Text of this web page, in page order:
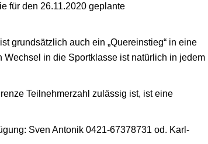
für den 26.11.2020 geplante
grundsätzlich auch ein „Quereinstieg“ in eine
in die Sportklasse ist natürlich in jedem
Teilnehmerzahl zulässig ist, ist eine
Sven Antonik 0421-67378731 od. Karl-